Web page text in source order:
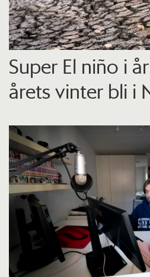
Super El niño i
årets vinter bli i